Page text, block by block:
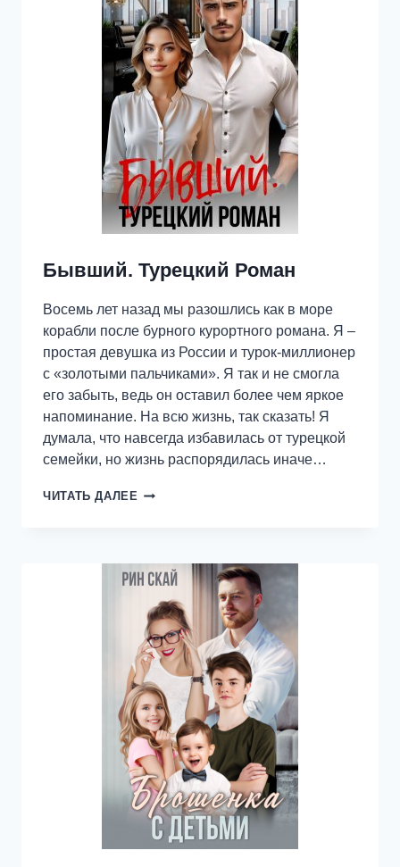
Бывший. Турецкий Роман
Восемь лет назад мы разошлись как в море
корабли после бурного курортного романа. Я –
простая девушка из России и турок-миллионер
с «золотыми пальчиками». Я так и не смогла
его забыть, ведь он оставил более чем яркое
напоминание. На всю жизнь, так сказать! Я
думала, что навсегда избавилась от турецкой
семейки, но жизнь распорядилась иначе…
ЧИТАТЬ ДАЛЕЕ БЫВШИЙ.